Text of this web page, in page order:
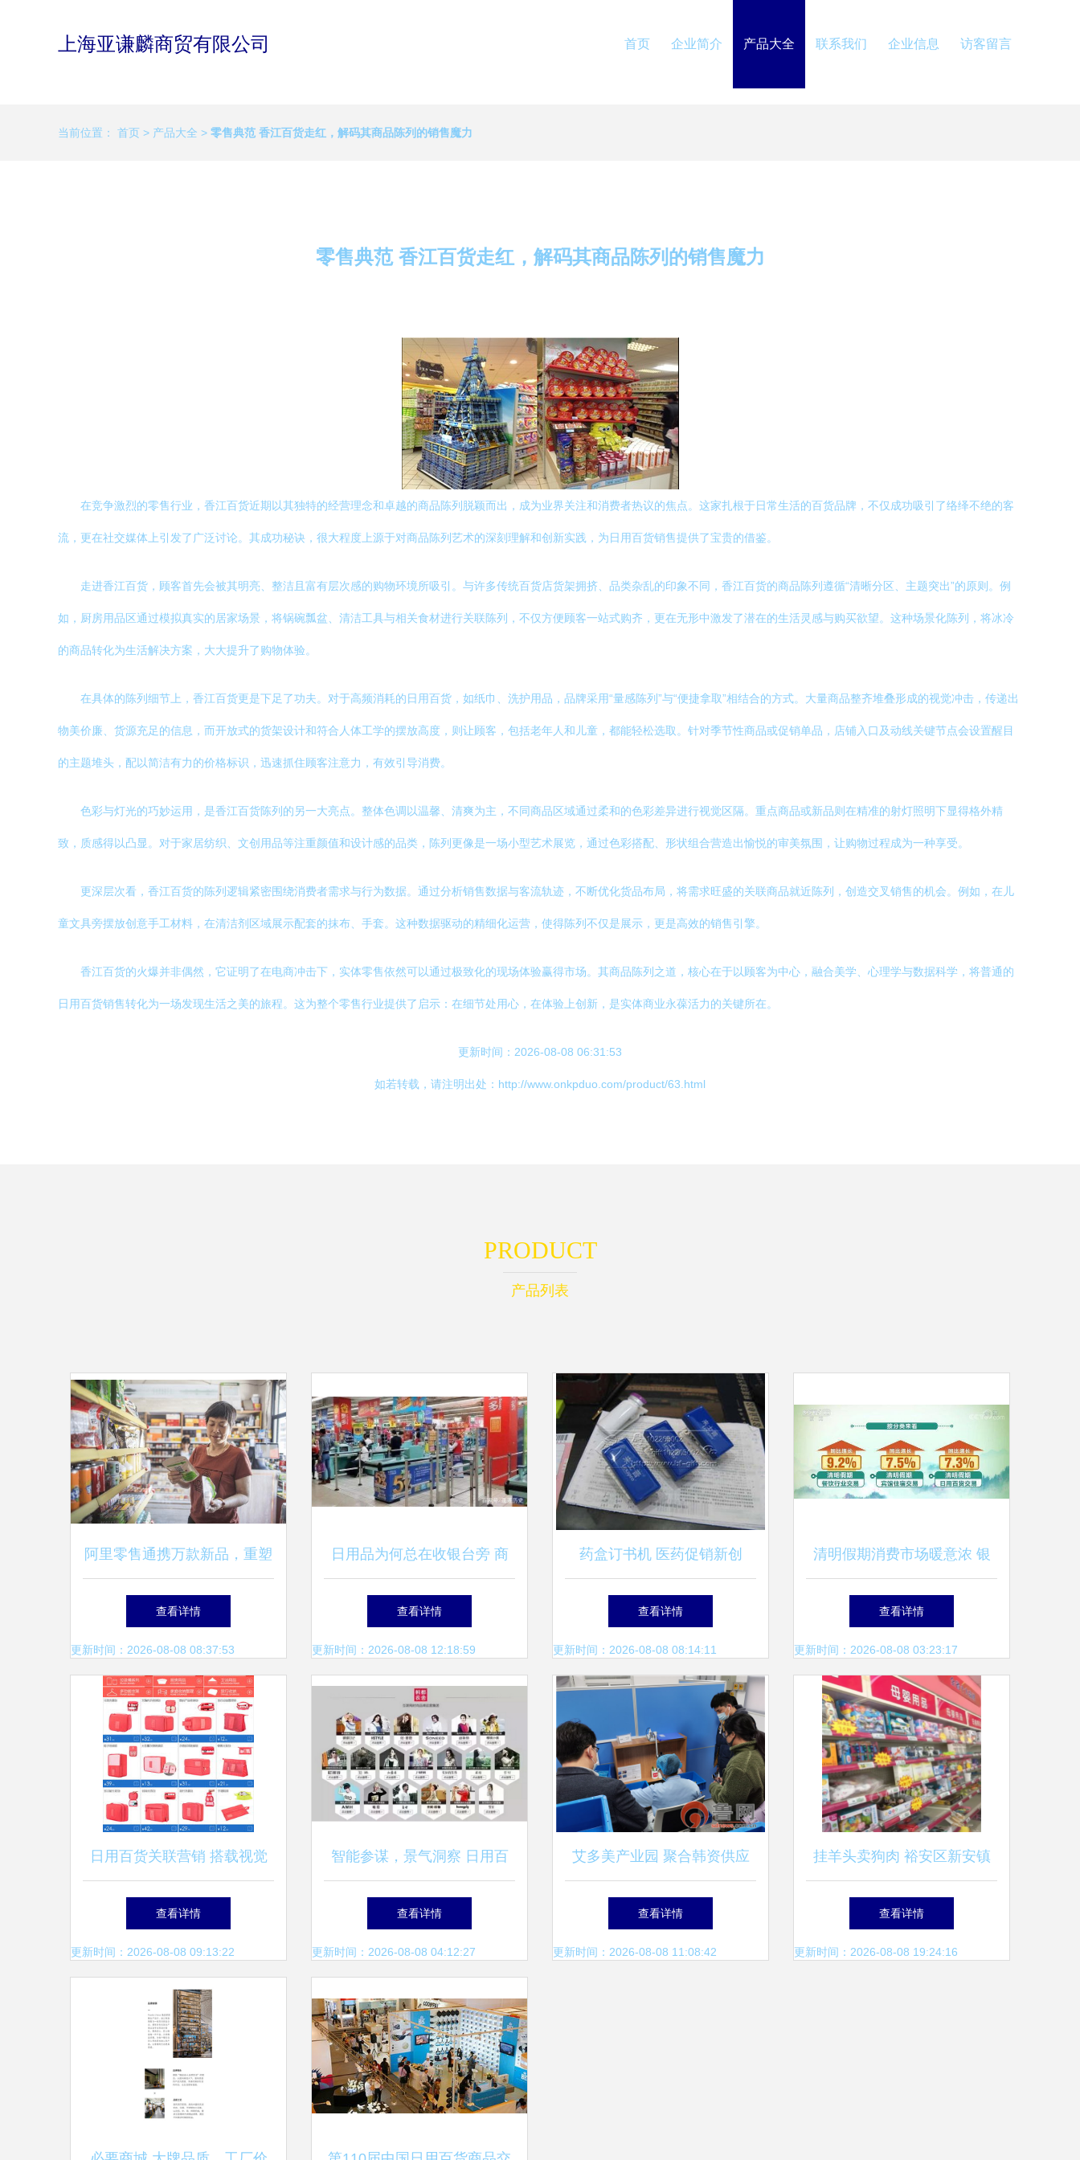
上海亚谦麟商贸有限公司 首页 企业简介 产品大全 联系我们 企业信息 访客留言
当前位置： 首页 > 产品大全 > 零售典范 香江百货走红，解码其商品陈列的销售魔力
零售典范 香江百货走红，解码其商品陈列的销售魔力
在竞争激烈的零售行业，香江百货近期以其独特的经营理念和卓越的商品陈列脱颖而出，成为业界关注和消费者热议的焦点。这家扎根于日常生活的百货品牌，不仅成功吸引了络绎不绝的客
流，更在社交媒体上引发了广泛讨论。其成功秘诀，很大程度上源于对商品陈列艺术的深刻理解和创新实践，为日用百货销售提供了宝贵的借鉴。
走进香江百货，顾客首先会被其明亮、整洁且富有层次感的购物环境所吸引。与许多传统百货店货架拥挤、品类杂乱的印象不同，香江百货的商品陈列遵循“清晰分区、主题突出”的原则。例
如，厨房用品区通过模拟真实的居家场景，将锅碗瓢盆、清洁工具与相关食材进行关联陈列，不仅方便顾客一站式购齐，更在无形中激发了潜在的生活灵感与购买欲望。这种场景化陈列，将冰冷
的商品转化为生活解决方案，大大提升了购物体验。
在具体的陈列细节上，香江百货更是下足了功夫。对于高频消耗的日用百货，如纸巾、洗护用品，品牌采用“量感陈列”与“便捷拿取”相结合的方式。大量商品整齐堆叠形成的视觉冲击，传递出
物美价廉、货源充足的信息，而开放式的货架设计和符合人体工学的摆放高度，则让顾客，包括老年人和儿童，都能轻松选取。针对季节性商品或促销单品，店铺入口及动线关键节点会设置醒目
的主题堆头，配以简洁有力的价格标识，迅速抓住顾客注意力，有效引导消费。
色彩与灯光的巧妙运用，是香江百货陈列的另一大亮点。整体色调以温馨、清爽为主，不同商品区域通过柔和的色彩差异进行视觉区隔。重点商品或新品则在精准的射灯照明下显得格外精
致，质感得以凸显。对于家居纺织、文创用品等注重颜值和设计感的品类，陈列更像是一场小型艺术展览，通过色彩搭配、形状组合营造出愉悦的审美氛围，让购物过程成为一种享受。
更深层次看，香江百货的陈列逻辑紧密围绕消费者需求与行为数据。通过分析销售数据与客流轨迹，不断优化货品布局，将需求旺盛的关联商品就近陈列，创造交叉销售的机会。例如，在儿
童文具旁摆放创意手工材料，在清洁剂区域展示配套的抹布、手套。这种数据驱动的精细化运营，使得陈列不仅是展示，更是高效的销售引擎。
香江百货的火爆并非偶然，它证明了在电商冲击下，实体零售依然可以通过极致化的现场体验赢得市场。其商品陈列之道，核心在于以顾客为中心，融合美学、心理学与数据科学，将普通的
日用百货销售转化为一场发现生活之美的旅程。这为整个零售行业提供了启示：在细节处用心，在体验上创新，是实体商业永葆活力的关键所在。
更新时间：2026-08-08 06:31:53
如若转载，请注明出处：http://www.onkpduo.com/product/63.html
PRODUCT
产品列表
阿里零售通携万款新品，重塑
线下小店经营格局
查看详情
更新时间：2026-08-08 08:37:53
日用品为何总在收银台旁 商
家的“布局之魂”
查看详情
更新时间：2026-08-08 12:18:59
药盒订书机 医药促销新创
意，实用与创意的完美结合
查看详情
更新时间：2026-08-08 08:14:11
清明假期消费市场暖意浓 银
联网络交易同比增长3.6%，
日用百货成增长亮点
查看详情
更新时间：2026-08-08 03:23:17
日用百货关联营销 搭载视觉
素材的销售新引擎
查看详情
更新时间：2026-08-08 09:13:22
智能参谋，景气洞察 日用百
货销售的生意参谋升级展望
查看详情
更新时间：2026-08-08 04:12:27
艾多美产业园 聚合韩资供应
商，打造日用百货“中国总
部”新地标
查看详情
更新时间：2026-08-08 11:08:42
挂羊头卖狗肉 裕安区新安镇
百信大药房竟成日用百货销售
点
查看详情
更新时间：2026-08-08 19:24:16